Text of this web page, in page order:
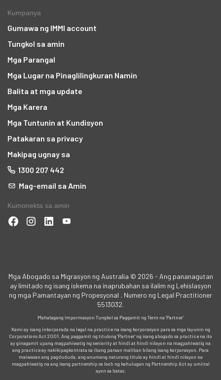
Kumpanya
Gumawa ng IMMI account
Tungkol sa amin
Mga Parangal
Mga Lugar na Pinaglilingkuran Namin
Balita at mga update
Mga Karera
Mga Tuntunin at Kundisyon
Patakaran sa privacy
Makipag ugnay sa
1300 207 442
Mag-email sa Amin
Kumonekta sa amin
Mga Abogado sa Migrasyon ng Australia © 2026 - Ang pananagutan
ay limitado ng isang iskema na inaprubahan sa ilalim ng Lehislasyon
ng mga Pamantayan ng Propesyonal . Numero ng Legal Practitioner
5513032.
Mahalagang Impormasyon Tungkol sa Paggamit ng Term na 'Partner'
Kami ay isang inkorporada na legal na practice na isang korporasyon para sa mga layunin ng
Corporations Act 2001. Ang paggamit ng titulong 'Partner' ng isang abogado sa practice na ito
ay ginagamit upang magpahiwatig ng seniority at hindi at hindi nilayon na magpahiwatig na
ang practice ay nakikipagkontrata sa ibang paraan maliban bilang isang korporasyon. Para
maiwasan ang pagdududa, ang anumang naturang titulo ay hindi at hindi nilayon na
magpahiwatig na ang isang partnership sa loob ng kahulugan ng Partnership Act ay umiiral
ayon sa batas.